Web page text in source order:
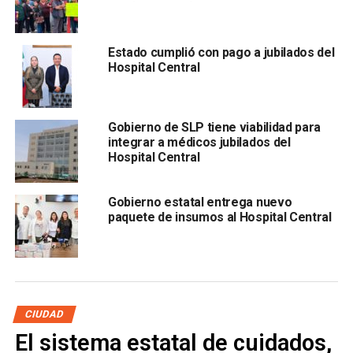
médicos, asegurar calidad en nuestros beneficiarios y
sujetos de los recursos federales del seguro
popular”, agregó.
Finalmente, dijo que estos documentos comprometen al
centro médico a responder a las nuevas necesidades del
sistema de salid y a estar preparados para lo que será el
Instituto de Salud Pública
.
Mónica Liliana Rangel refirió que los documentos que
recibió fueron:
Estado cumplió con pago a jubilados del
Hospital Central
Gobierno de SLP tiene viabilidad para
integrar a médicos jubilados del
Hospital Central
Gobierno estatal entrega nuevo
paquete de insumos al Hospital Central
CIUDAD
El sistema estatal de cuidados,